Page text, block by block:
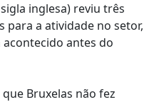
inglesa) reviu três
para a atividade no setor,
antes do
Bruxelas não fez